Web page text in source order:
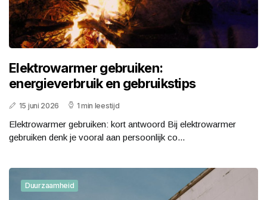
Elektrowarmer gebruiken:
energieverbruik en gebruikstips
15 juni 2026 1 min leestijd
Elektrowarmer gebruiken: kort antwoord Bij elektrowarmer
gebruiken denk je vooral aan persoonlijk co...
Duurzaamheid